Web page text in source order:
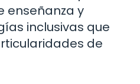
enseñanza y
inclusivas que
de